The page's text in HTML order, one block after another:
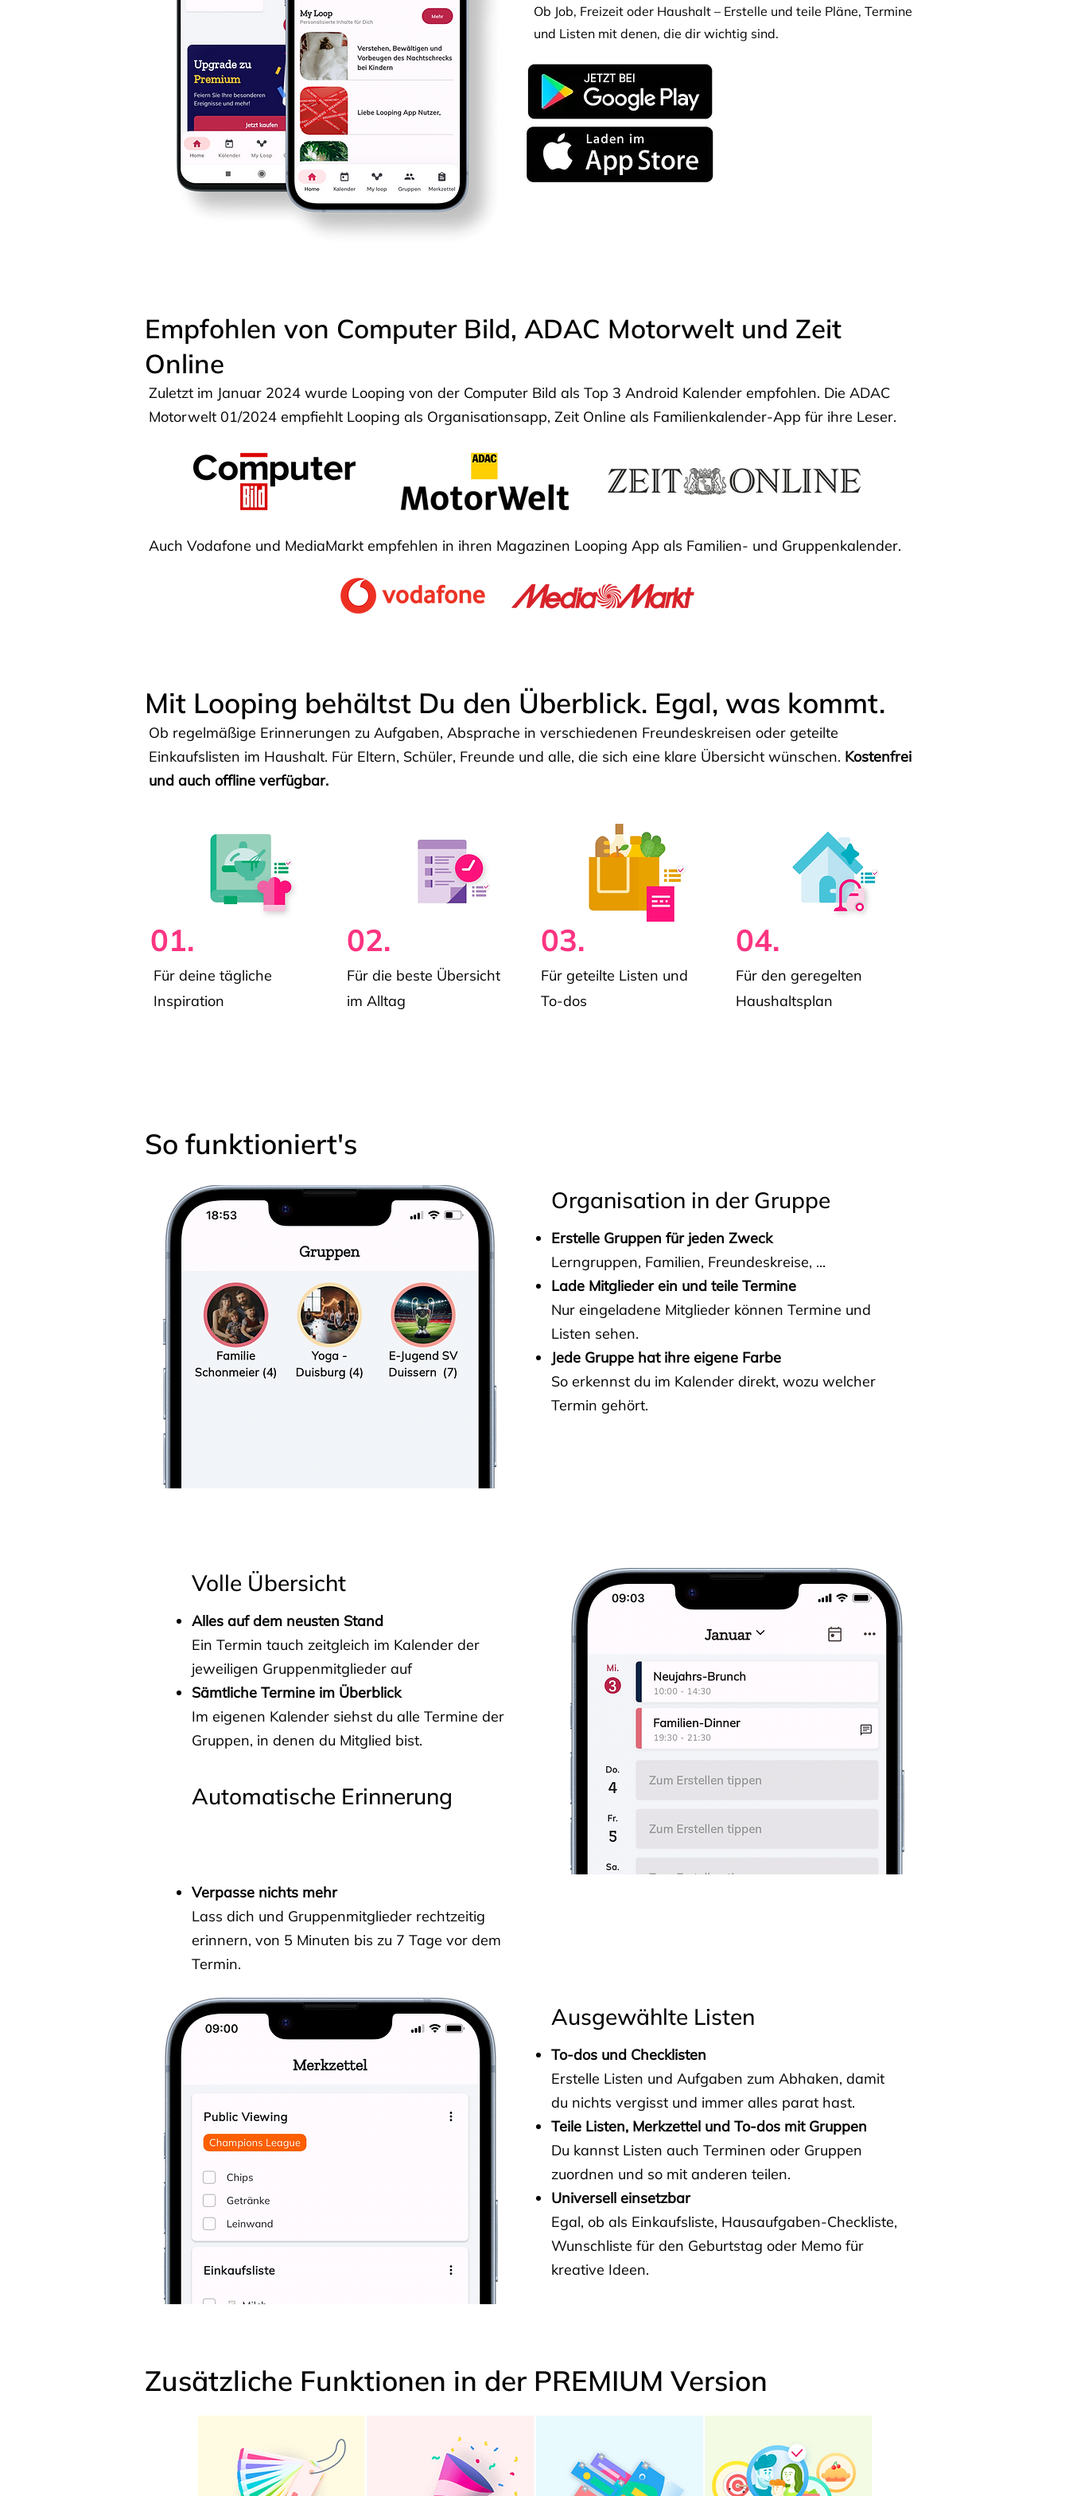
Ob Job, Freizeit oder Haushalt – Erstelle und teile Pläne, Termine
und Listen mit denen, die dir wichtig sind.
Empfohlen von Computer Bild, ADAC Motorwelt und Zeit
Online
Zuletzt im Januar 2024 wurde Looping von der Computer Bild als Top 3 Android Kalender empfohlen. Die ADAC
Motorwelt 01/2024 empfiehlt Looping als Organisationsapp, Zeit Online als Familienkalender-App für ihre Leser.
Auch Vodafone und MediaMarkt empfehlen in ihren Magazinen Looping App als Familien- und Gruppenkalender.
Mit Looping behältst Du den Überblick. Egal, was kommt.
Ob regelmäßige Erinnerungen zu Aufgaben, Absprache in verschiedenen Freundeskreisen oder geteilte
Einkaufslisten im Haushalt. Für Eltern, Schüler, Freunde und alle, die sich eine klare Übersicht wünschen. Kostenfrei
und auch offline verfügbar.
01.
Für deine tägliche
Inspiration
02.
Für die beste Übersicht
im Alltag
03.
Für geteilte Listen und
To-dos
04.
Für den geregelten
Haushaltsplan
So funktioniert's
Organisation in der Gruppe
Erstelle Gruppen für jeden Zweck
Lerngruppen, Familien, Freundeskreise, ...
Lade Mitglieder ein und teile Termine
Nur eingeladene Mitglieder können Termine und
Listen sehen.
Jede Gruppe hat ihre eigene Farbe
So erkennst du im Kalender direkt, wozu welcher
Termin gehört.
Volle Übersicht
Alles auf dem neusten Stand
Ein Termin tauch zeitgleich im Kalender der
jeweiligen Gruppenmitglieder auf
Sämtliche Termine im Überblick
Im eigenen Kalender siehst du alle Termine der
Gruppen, in denen du Mitglied bist.
Automatische Erinnerung
Verpasse nichts mehr
Lass dich und Gruppenmitglieder rechtzeitig
erinnern, von 5 Minuten bis zu 7 Tage vor dem
Termin.
Ausgewählte Listen
To-dos und Checklisten
Erstelle Listen und Aufgaben zum Abhaken, damit
du nichts vergisst und immer alles parat hast.
Teile Listen, Merkzettel und To-dos mit Gruppen
Du kannst Listen auch Terminen oder Gruppen
zuordnen und so mit anderen teilen.
Universell einsetzbar
Egal, ob als Einkaufsliste, Hausaufgaben-Checkliste,
Wunschliste für den Geburtstag oder Memo für
kreative Ideen.
Zusätzliche Funktionen in der PREMIUM Version